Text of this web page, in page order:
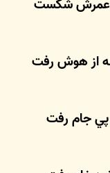
عمرش شكست
از هوش رفت
جام رفت